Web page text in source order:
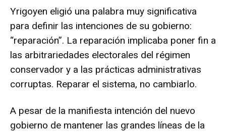
Yrigoyen eligió una palabra muy significativa
para definir las intenciones de su gobierno:
“reparación”. La reparación implicaba poner fin a
las arbitrariedades electorales del régimen
conservador y a las prácticas administrativas
corruptas. Reparar el sistema, no cambiarlo.
A pesar de la manifiesta intención del nuevo
gobierno de mantener las grandes líneas de la